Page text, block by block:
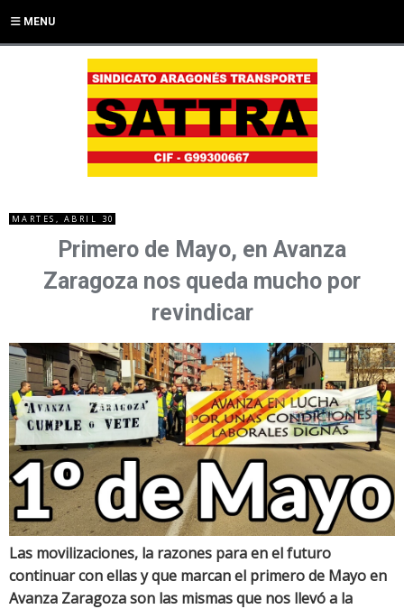
MENU
MARTES, ABRIL 30
Primero de Mayo, en Avanza
Zaragoza nos queda mucho por
revindicar
Las movilizaciones, la razones para en el futuro
continuar con ellas y que marcan el primero de Mayo en
Avanza Zaragoza son las mismas que nos llevó a la